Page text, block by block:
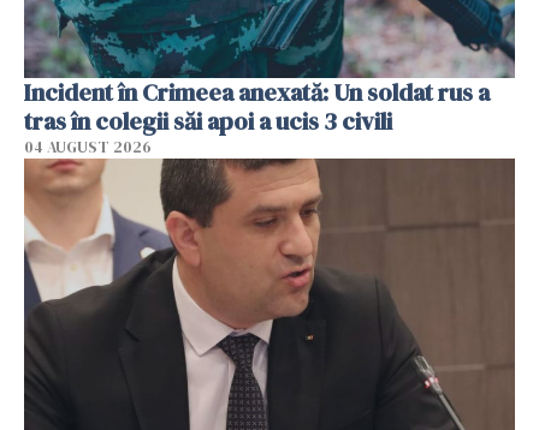
Incident în Crimeea anexată: Un soldat rus a
tras în colegii săi apoi a ucis 3 civili
04 AUGUST 2026